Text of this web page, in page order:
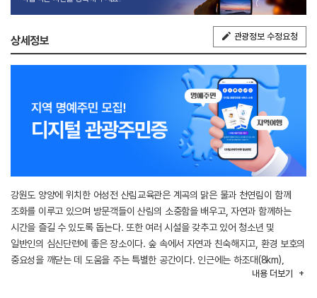
상세정보 관광정보 수정요청
강원도 양양에 위치한 어성전 산림교육관은 계곡의 맑은 물과 천연림이 함께
조화를 이루고 있으며 방문객들이 산림의 소중함을 배우고, 자연과 함께하는
시간을 즐길 수 있도록 돕는다. 또한 여러 시설을 갖추고 있어 청소년 및
일반인의 심신단련에 좋은 장소이다. 숲 속에서 자연과 친숙해지고, 환경 보호의
중요성을 깨닫는 데 도움을 주는 특별한 공간이다. 인근에는 하조대(8km),
어성전계곡(1km)등이 위치한다. 숲속휴양시설과 취사장, 야영데크 및
내용 더보기